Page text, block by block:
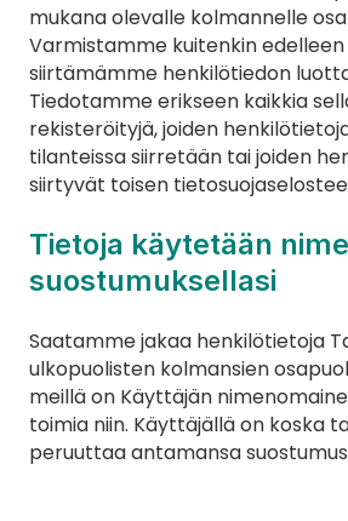
mukana olevalle kolmannelle
Varmistamme kuitenkin
siirtämämme henkilötiedon
Tiedotamme erikseen kaikkia
rekisteröityjä, joiden
tilanteissa siirretään tai joiden
siirtyvät toisen
Tietoja käytetään
suostumuksellasi
Saatamme jakaa henkilötietoja
ulkopuolisten kolmansien
meillä on Käyttäjän
toimia niin. Käyttäjällä on koska
peruuttaa antamansa